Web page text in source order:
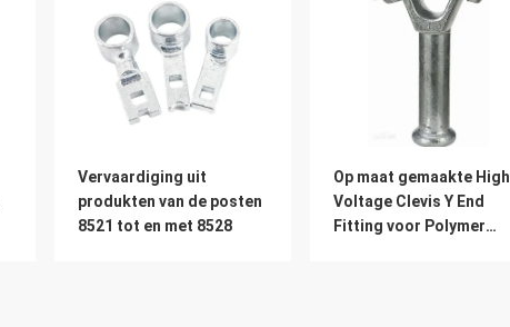
Vervaardiging uit
produkten van de posten
8521 tot en met 8528
Op maat gemaakte High
Voltage Clevis Y End
Fitting voor Polymer